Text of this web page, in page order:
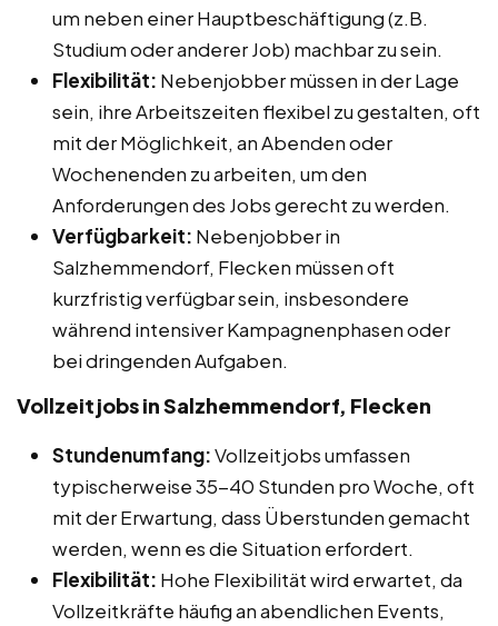
um neben einer Hauptbeschäftigung (z.B.
Studium oder anderer Job) machbar zu sein.
Flexibilität: Nebenjobber müssen in der Lage
sein, ihre Arbeitszeiten flexibel zu gestalten, oft
mit der Möglichkeit, an Abenden oder
Wochenenden zu arbeiten, um den
Anforderungen des Jobs gerecht zu werden.
Verfügbarkeit: Nebenjobber in
Salzhemmendorf, Flecken müssen oft
kurzfristig verfügbar sein, insbesondere
während intensiver Kampagnenphasen oder
bei dringenden Aufgaben.
Vollzeitjobs in Salzhemmendorf, Flecken
Stundenumfang:Vollzeitjobs umfassen
typischerweise 35-40 Stunden pro Woche, oft
mit der Erwartung, dass Überstunden gemacht
werden, wenn es die Situation erfordert.
Flexibilität: Hohe Flexibilität wird erwartet, da
Vollzeitkräfte häufig an abendlichen Events,